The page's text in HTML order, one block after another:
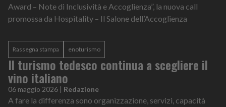
Award – Note di Inclusività e Accoglienza”, la nuova call
promossa da Hospitality – Il Salone dell’Accoglienza
Rassegna stampa enoturismo
Il turismo tedesco continua a scegliere il
vino italiano
06 maggio 2026 | Redazione
A fare la differenza sono organizzazione, servizi, capacità